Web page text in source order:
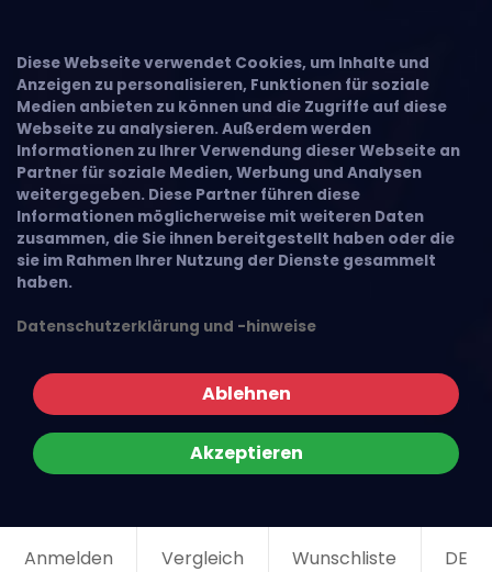
Diese Webseite verwendet Cookies, um Inhalte und
Anzeigen zu personalisieren, Funktionen für soziale
Medien anbieten zu können und die Zugriffe auf diese
Webseite zu analysieren. Außerdem werden
Informationen zu Ihrer Verwendung dieser Webseite an
Partner für soziale Medien, Werbung und Analysen
weitergegeben. Diese Partner führen diese
Informationen möglicherweise mit weiteren Daten
zusammen, die Sie ihnen bereitgestellt haben oder die
sie im Rahmen Ihrer Nutzung der Dienste gesammelt
haben.
Datenschutzerklärung und -hinweise
Ablehnen
Akzeptieren
Anmelden Vergleich Wunschliste DE